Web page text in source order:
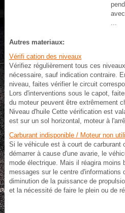
...
Autres materiaux:
Vérifi cation des niveaux
Vérifiez régulièrement tous ces
nécessaire, sauf indication contraire.
niveau, faites vérifier le circuit
Lors d'interventions sous le capot,
du moteur peuvent être extrêmement
Niveau d'huile Cette vérification est
est sur un sol horizontal, moteur à
Carburant indisponible / Moteur non
Si le véhicule est à court de carburant
démarrer à cause d'une avarie, le
mode électrique. Mais il réagira moins
messages sur le centre d'informations
diminution de la puissance de
et la nécessité de faire le plein ou de